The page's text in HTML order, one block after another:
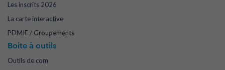
Les inscrits 2026
La carte interactive
PDMIE / Groupements
Boite à outils
Outils de com